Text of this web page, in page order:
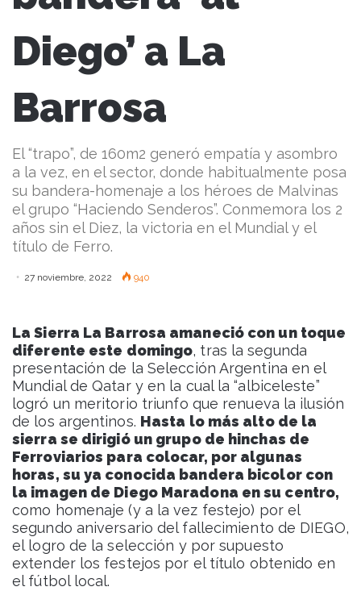
Diego’ a La
Barrosa
El “trapo”, de 160m2 generó empatía y asombro
a la vez, en el sector, donde habitualmente posa
su bandera-homenaje a los héroes de Malvinas
el grupo “Haciendo Senderos”. Conmemora los 2
años sin el Diez, la victoria en el Mundial y el
título de Ferro.
27 noviembre, 2022 940
La Sierra La Barrosa amaneció con un toque
diferente este domingo, tras la segunda
presentación de la Selección Argentina en el
Mundial de Qatar y en la cual la “albiceleste”
logró un meritorio triunfo que renueva la ilusión
de los argentinos. Hasta lo más alto de la
sierra se dirigió un grupo de hinchas de
Ferroviarios para colocar, por algunas
horas, su ya conocida bandera bicolor con
la imagen de Diego Maradona en su centro,
como homenaje (y a la vez festejo) por el
segundo aniversario del fallecimiento de DIEGO,
el logro de la selección y por supuesto
extender los festejos por el título obtenido en
el fútbol local.